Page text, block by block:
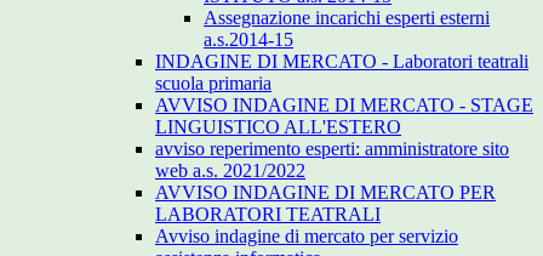
Assegnazione incarichi esperti esterni
a.s.2014-15
INDAGINE DI MERCATO - Laboratori teatrali
scuola primaria
AVVISO INDAGINE DI MERCATO - STAGE
LINGUISTICO ALL'ESTERO
avviso reperimento esperti: amministratore sito
web a.s. 2021/2022
AVVISO INDAGINE DI MERCATO PER
LABORATORI TEATRALI
Avviso indagine di mercato per servizio